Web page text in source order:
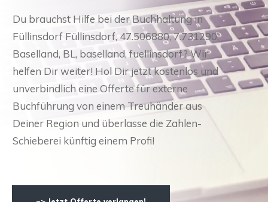
Du brauchst Hilfe bei der Buchhaltung in
Füllinsdorf Füllinsdorf, 47.506880, 7.731290,
Baselland, BL, baselland, fuellinsdorf? Wir
helfen Dir weiter! Hol Dir jetzt kostenlos und
unverbindlich eine Offerte für externe
Buchführung von einem Treuhänder aus
Deiner Region und überlasse die Zahlen-
Schieberei künftig einem Profi!